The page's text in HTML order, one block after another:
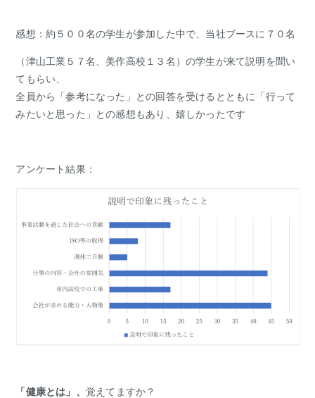
感想：約５００名の学生が参加した中で、当社ブースに７０名
（津山工業５７名、美作高校１３名）の学生が来て説明を聞い
てもらい、
全員から「参考になった」との回答を受けるとともに「行って
みたいと思った」との感想もあり、嬉しかったです
アンケート結果：
「健康とは」、 覚えてますか？